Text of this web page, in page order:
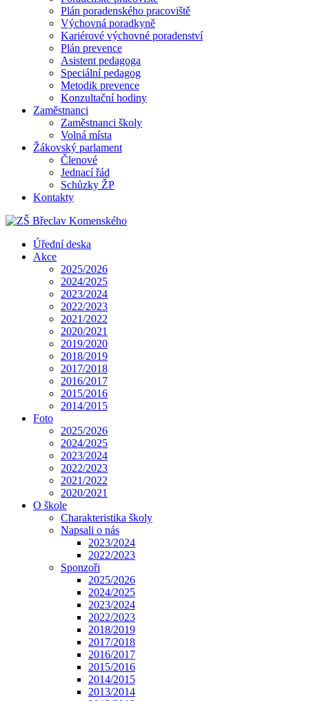
Plán poradenského pracoviště
Výchovná poradkyně
Kariérové výchovné poradenství
Plán prevence
Asistent pedagoga
Speciální pedagog
Metodik prevence
Konzultační hodiny
Zaměstnanci
Zaměstnanci školy
Volná místa
Žákovský parlament
Členové
Jednací řád
Schůzky ŽP
Kontakty
Úřední deska
Akce
2025/2026
2024/2025
2023/2024
2022/2023
2021/2022
2020/2021
2019/2020
2018/2019
2017/2018
2016/2017
2015/2016
2014/2015
Foto
2025/2026
2024/2025
2023/2024
2022/2023
2021/2022
2020/2021
O škole
Charakteristika školy
Napsali o nás
2023/2024
2022/2023
Sponzoři
2025/2026
2024/2025
2023/2024
2022/2023
2018/2019
2017/2018
2016/2017
2015/2016
2014/2015
2013/2014